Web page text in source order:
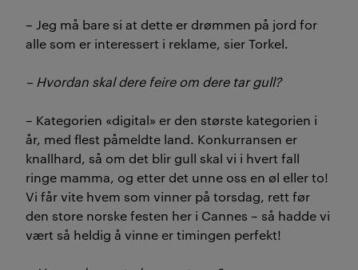
– Jeg må bare si at dette er drømmen på jord for
alle som er interessert i reklame, sier Torkel.
– Hvordan skal dere feire om dere tar gull?
– Kategorien «digital» er den største kategorien i
år, med flest påmeldte land. Konkurransen er
knallhard, så om det blir gull skal vi i hvert fall
ringe mamma, og etter det unne oss en øl eller to!
Vi får vite hvem som vinner på torsdag, rett før
den store norske festen her i Cannes – så hadde vi
vært så heldig å vinne er timingen perfekt!